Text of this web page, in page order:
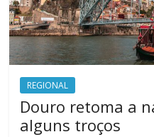
REGIONAL
Douro retoma a
alguns troços